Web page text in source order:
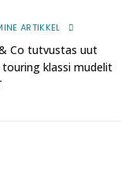
ARTIKKEL
Co tutvustas uut
klassi mudelit